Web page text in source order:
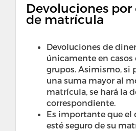
Devoluciones
de matrícula
Devoluciones de
únicamente en casos
grupos. Asimismo, si
una suma mayor al
matrícula, se hará la
correspondiente.
Es importante que el
esté seguro de su